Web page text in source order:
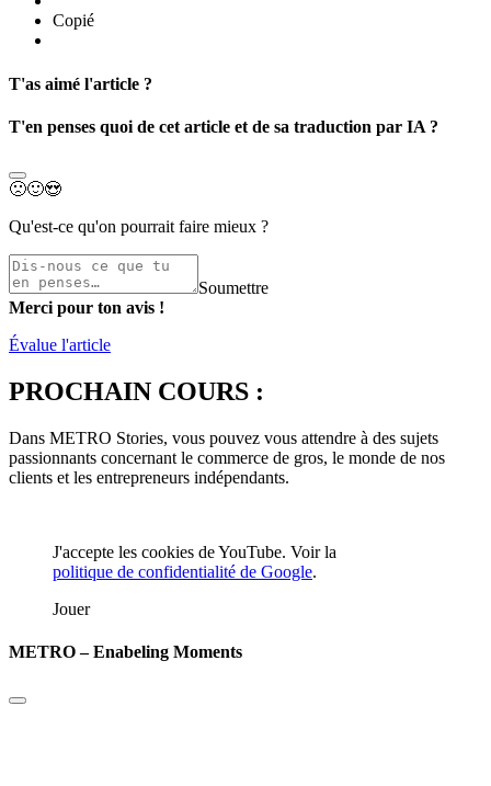
Copié
T'as aimé l'article ?
T'en penses quoi de cet article et de sa traduction par IA ?
🙁🙂😍
Qu'est-ce qu'on pourrait faire mieux ?
Soumettre
Merci pour ton avis !
Évalue l'article
PROCHAIN COURS :
Dans METRO Stories, vous pouvez vous attendre à des sujets
passionnants concernant le commerce de gros, le monde de nos
clients et les entrepreneurs indépendants.
J'accepte les cookies de YouTube. Voir la
politique de confidentialité de Google.
Jouer
METRO – Enabeling Moments